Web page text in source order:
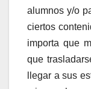
alumnos y/o
ciertos
importa que
que
llegar a sus